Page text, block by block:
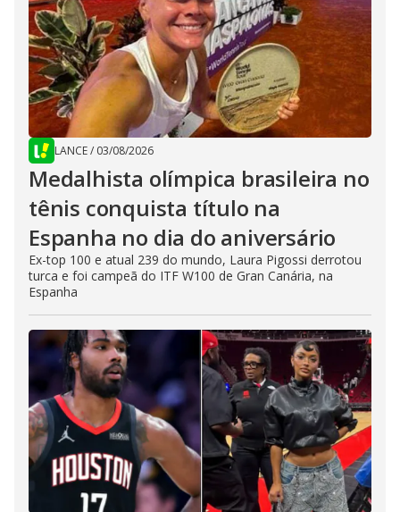
LANCE/ 03/08/2026
Medalhista olímpica brasileira no
tênis conquista título na
Espanha no dia do aniversário
Ex-top 100 e atual 239 do mundo, Laura Pigossi derrotou
turca e foi campeã do ITF W100 de Gran Canária, na
Espanha